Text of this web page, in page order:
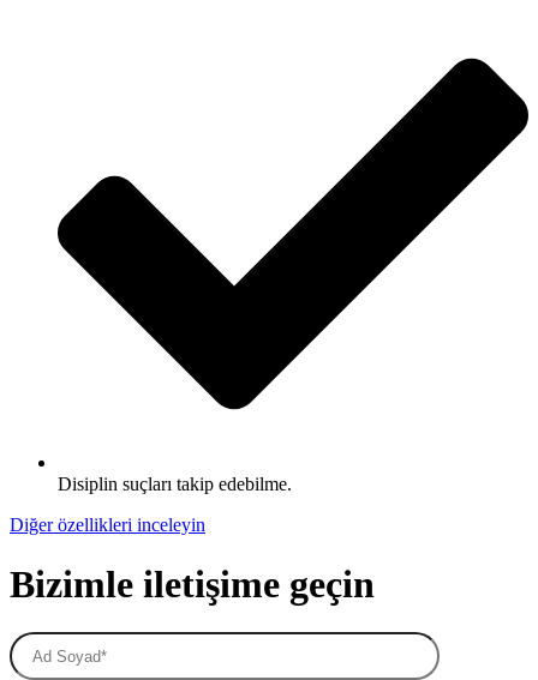
Disiplin suçları takip edebilme.
Diğer özellikleri inceleyin
Bizimle iletişime geçin